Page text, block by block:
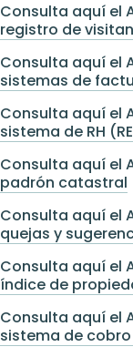
Consulta aquí el
registro de
Consulta aquí el
sistemas de
Consulta aquí el
sistema de RH
Consulta aquí el
padrón catastral
Consulta aquí el
quejas y
Consulta aquí el
índice de
Consulta aquí el
sistema de cobro